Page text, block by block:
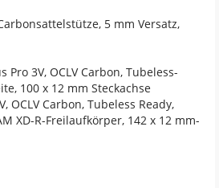
5 mm Versatz,
Pro 3V, OCLV Carbon, Tubeless-
100 x 12 mm Steckachse
OCLV Carbon, Tubeless Ready,
XD-R-Freilaufkörper, 142 x 12 mm-